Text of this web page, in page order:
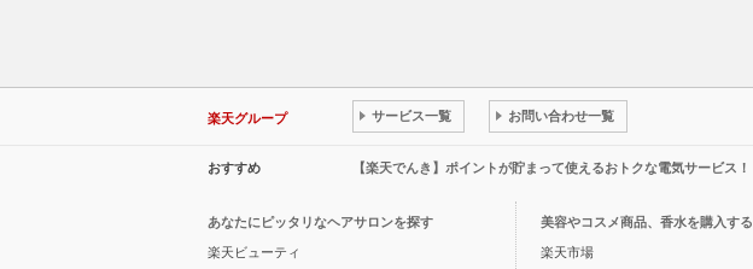
楽天グループ サービス一覧 お問い合わせ一覧
おすすめ 【楽天でんき】ポイントが貯まって使えるおトクな電気サービス！
あなたにピッタリなヘアサロンを探す
楽天ビューティ
美容やコスメ商品、香水を購入する
楽天市場